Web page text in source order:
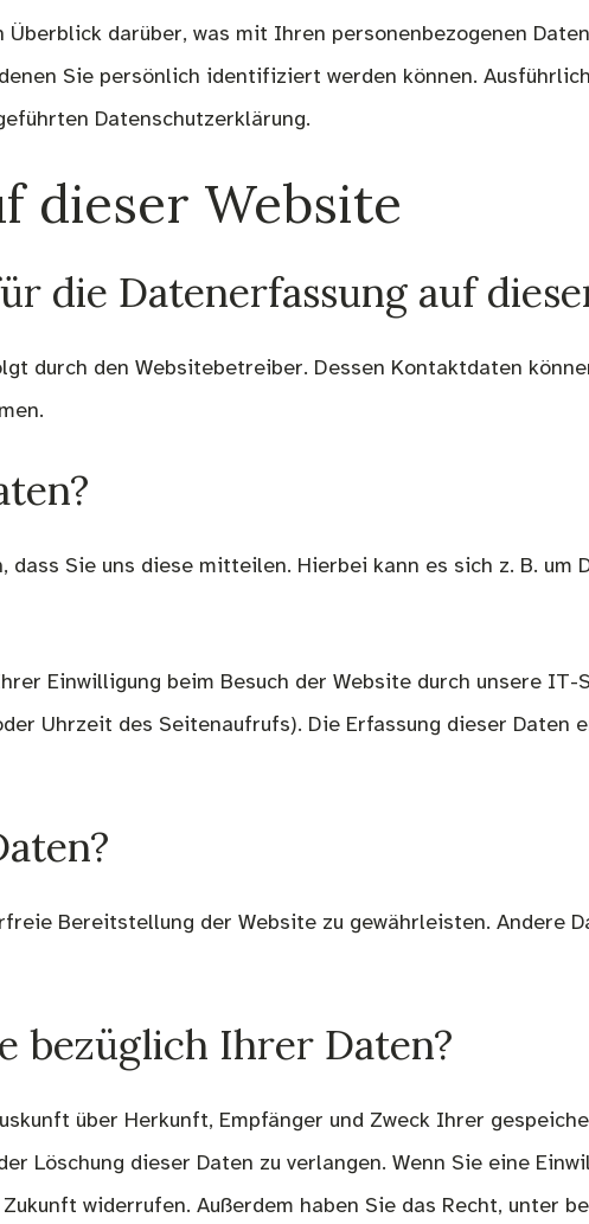
darüber, was mit Ihren personenbezogenen
Sie persönlich identifiziert werden können.
Datenschutzerklärung.
dieser Website
die Datenerfassung auf
durch den Websitebetreiber. Dessen Kontaktdaten
dass Sie uns diese mitteilen. Hierbei kann es sich z. B.
Einwilligung beim Besuch der Website durch unsere
Uhrzeit des Seitenaufrufs). Die Erfassung dieser
Bereitstellung der Website zu gewährleisten. Andere
bezüglich Ihrer Daten?
über Herkunft, Empfänger und Zweck Ihrer
Löschung dieser Daten zu verlangen. Wenn Sie eine
widerrufen. Außerdem haben Sie das Recht, unter